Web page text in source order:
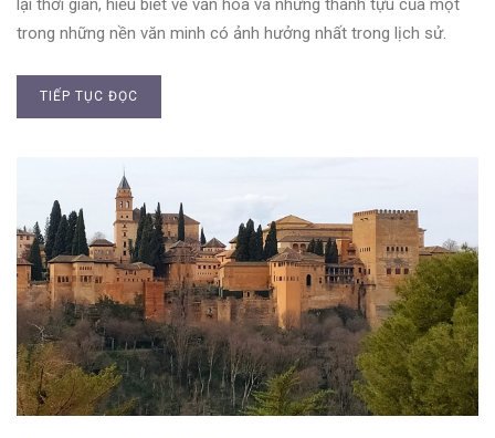
lại thời gian, hiểu biết về văn hóa và những thành tựu của một
trong những nền văn minh có ảnh hưởng nhất trong lịch sử.
TIẾP TỤC ĐỌC